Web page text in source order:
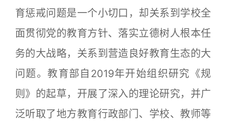
育惩戒问题是一个小切口，却关系到学校全
面贯彻党的教育方针、落实立德树人根本任
务的大战略，关系到营造良好教育生态的大
问题。教育部自2019年开始组织研究《规
则》的起草，开展了深入的理论研究，并广
泛听取了地方教育行政部门、学校、教师等